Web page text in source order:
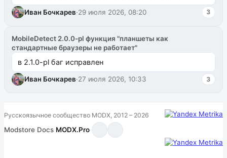
github.com/modx-pro/MiniShop3/issues/481Исправим
в б...
Иван Бочкарев·29 июля 2026, 08:20 3
MobileDetect 2.0.0-pl функция "планшеты как
стандартные браузеры не работает"
в 2.1.0-pl баг исправлен
Иван Бочкарев·27 июля 2026, 10:33 3
Русскоязычное сообщество MODX, 2012 – 2026
Modstore·Docs·MODX.Pro·